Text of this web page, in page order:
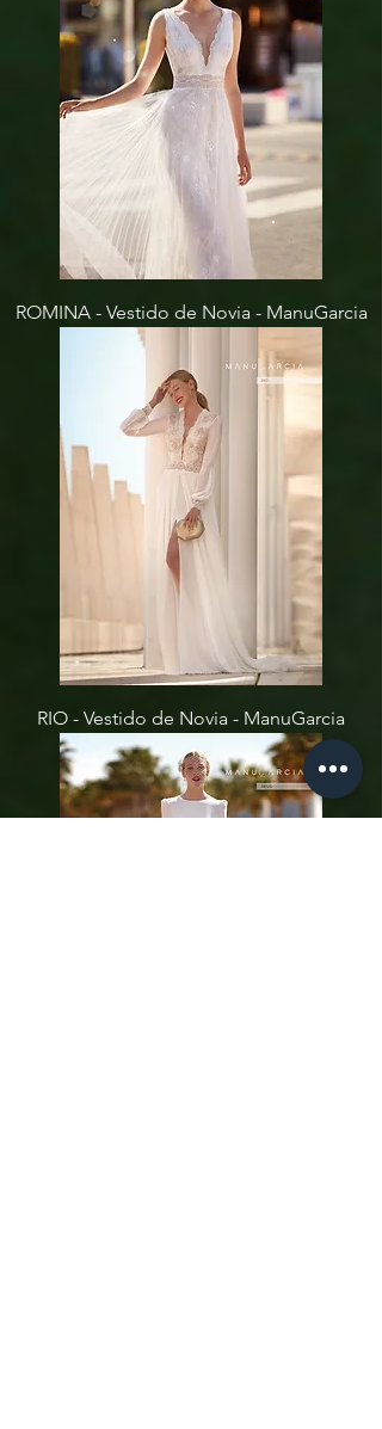
ROMINA - Vestido de Novia - ManuGarcia
RIO - Vestido de Novia - ManuGarcia